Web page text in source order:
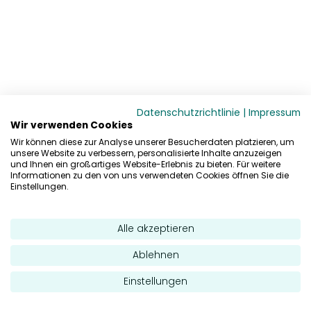
Datenschutzrichtlinie | Impressum
Wir verwenden Cookies
Wir können diese zur Analyse unserer Besucherdaten platzieren, um
unsere Website zu verbessern, personalisierte Inhalte anzuzeigen
und Ihnen ein großartiges Website-Erlebnis zu bieten. Für weitere
Informationen zu den von uns verwendeten Cookies öffnen Sie die
Einstellungen.
Alle akzeptieren
Ablehnen
Einstellungen